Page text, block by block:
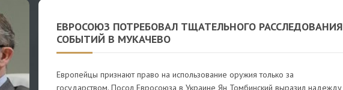
ЕВРОСОЮЗ ПОТРЕБОВАЛ ТЩАТЕЛЬНОГО РАССЛЕДОВАНИЯ
СОБЫТИЙ В МУКАЧЕВО
Европейцы признают право на использование оружия только за
государством. Посол Евросоюза в Украине Ян Томбинский выразил надежду